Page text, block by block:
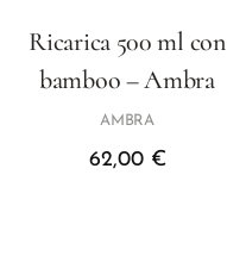
Ricarica 500 ml con
bamboo – Ambra
AMBRA
62,00 €